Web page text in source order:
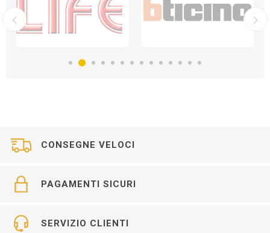
CONSEGNE VELOCI
PAGAMENTI SICURI
SERVIZIO CLIENTI